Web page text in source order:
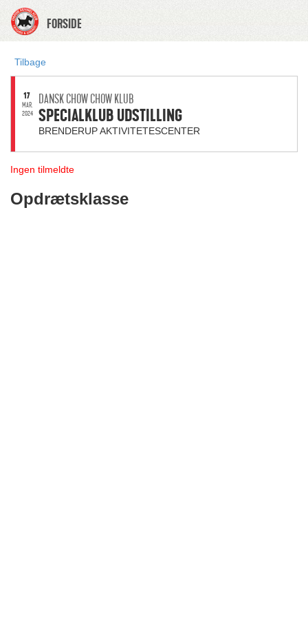
FORSIDE
Tilbage
17
MAR.
2024
DANSK CHOW CHOW KLUB
SPECIALKLUB UDSTILLING
BRENDERUP AKTIVITETESCENTER
Ingen tilmeldte
Opdrætsklasse